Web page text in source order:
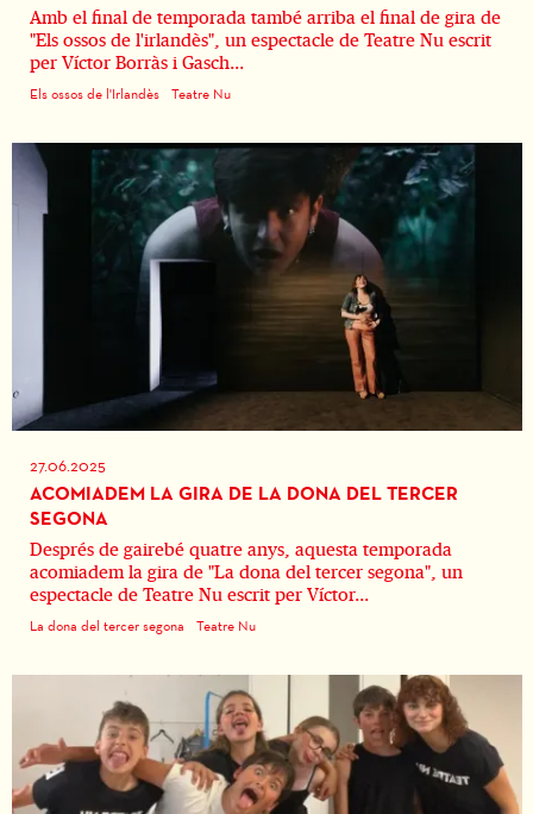
Amb el final de temporada també arriba el final de gira de
"Els ossos de l'irlandès", un espectacle de Teatre Nu escrit
per Víctor Borràs i Gasch...
Els ossos de l'Irlandès Teatre Nu
27.06.2025
ACOMIADEM LA GIRA DE LA DONA DEL TERCER
SEGONA
Després de gairebé quatre anys, aquesta temporada
acomiadem la gira de "La dona del tercer segona", un
espectacle de Teatre Nu escrit per Víctor...
La dona del tercer segona Teatre Nu